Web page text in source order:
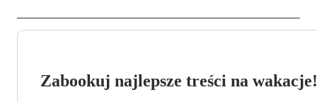
Zabookuj najlepsze treści na wakacje!